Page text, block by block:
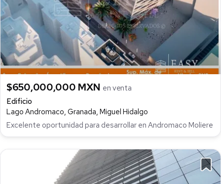
$650,000,000 MXN en venta
Edificio
Lago Andromaco, Granada, Miguel Hidalgo
Excelente oportunidad para desarrollar en Andromaco Moliere